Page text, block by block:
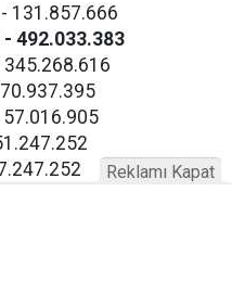
131.857.666
492.033.383
Reklamı Kapat